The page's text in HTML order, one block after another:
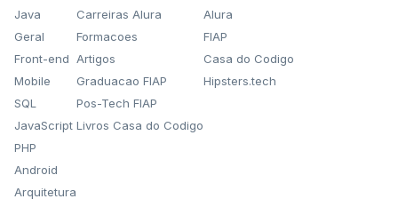
Java
Geral
Front-end
Mobile
SQL
JavaScript
PHP
Android
Arquitetura
Carreiras Alura
Formacoes
Artigos
Graduacao FIAP
Pos-Tech FIAP
Livros Casa do Codigo
Alura
FIAP
Casa do Codigo
Hipsters.tech